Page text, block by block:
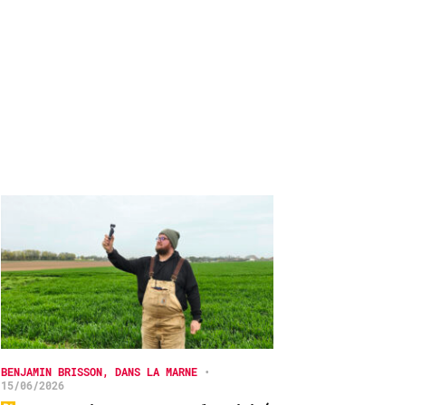
BENJAMIN BRISSON, DANS LA MARNE •
15/06/2026